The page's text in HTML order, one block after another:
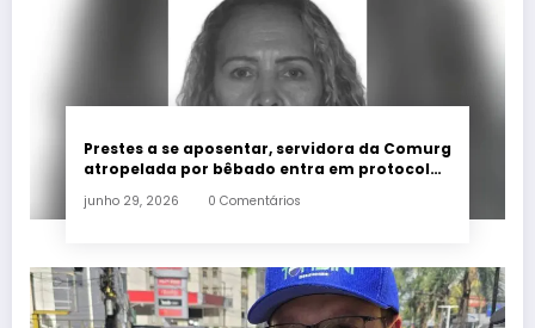
Prestes a se aposentar, servidora da Comurg
atropelada por bêbado entra em protocolo
junho 29, 2026 0 Comentários